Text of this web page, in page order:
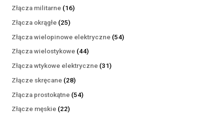
produktów
Złącza militarne 1616
Złącza okrągłe 2525
produktów
Złącza wielopinowe elektryczne 5454
Złącza wielostykowe 4444
produkty
Złącza wtykowe elektryczne 3131
Złącze skręcane 2828
produktów
Złącza prostokątne 5454
Złącze męskie 2222